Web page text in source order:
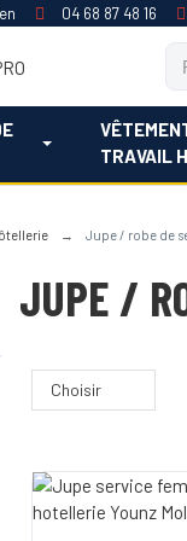
04 68 87 48 16
TRAVAIL
Jupe / robe de
JUPE /
Choisir